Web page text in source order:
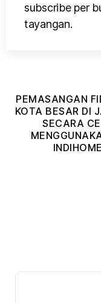
subscribe per
tayangan.
PEMASANGAN
KOTA BESAR DI
SECARA